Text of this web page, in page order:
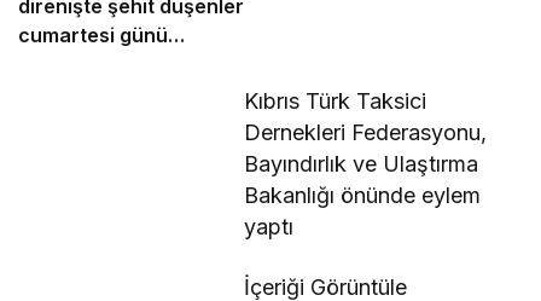
direnişte şehit düşenler
cumartesi günü
Kıbrıs Türk Taksici
Dernekleri Federasyonu,
Bayındırlık ve Ulaştırma
Bakanlığı önünde eylem
yaptı
İçeriği Görüntüle